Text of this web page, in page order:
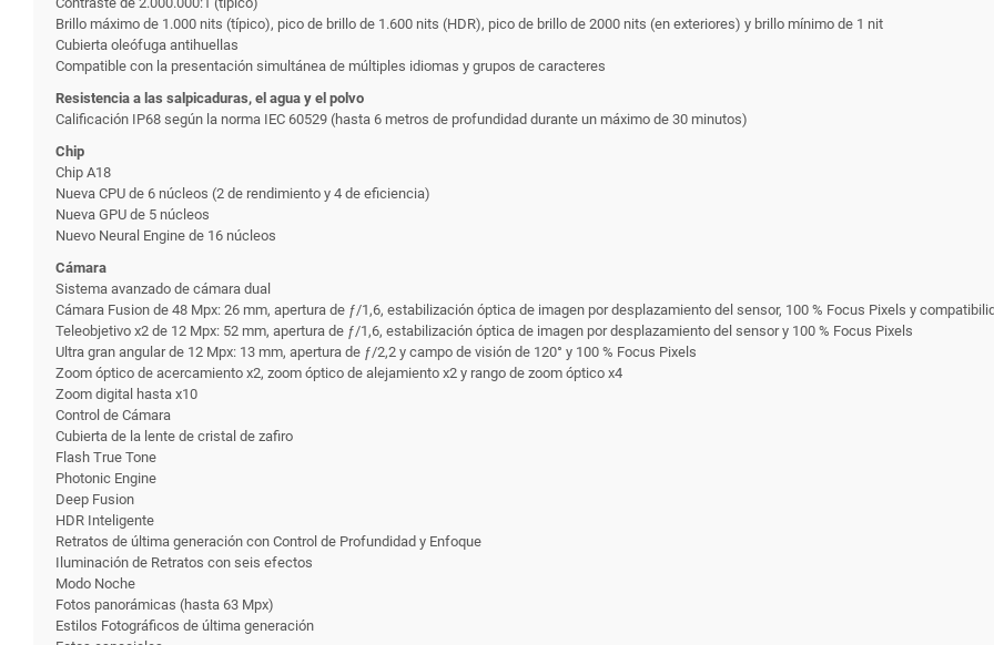
Brillo máximo de 1.000 nits (típico), pico de brillo de 1.600 nits (HDR), pico de brillo de 2000 nits (en exteriores) y brillo mínimo de 1 nit
Cubierta oleófuga antihuellas
Compatible con la presentación simultánea de múltiples idiomas y grupos de caracteres
Resistencia a las salpicaduras, el agua y el polvo
Calificación IP68 según la norma IEC 60529 (hasta 6 metros de profundidad durante un máximo de 30 minutos)
Chip
Chip A18
Nueva CPU de 6 núcleos (2 de rendi­miento y 4 de eficiencia)
Nueva GPU de 5 núcleos
Nuevo Neural Engine de 16 núcleos
Cámara
Sistema avanzado de cámara dual
Cámara Fusion de 48 Mpx: 26 mm, apertura de ƒ/1,6, estabili­zación óptica de imagen por desplazamiento del sensor, 100 % Focus Pixels y
Teleobjetivo x2 de 12 Mpx: 52 mm, apertura de ƒ/1,6, estabili­zación óptica de imagen por desplazamiento del sensor y 100 % Focus Pixels
Ultra gran angular de 12 Mpx: 13 mm, apertura de ƒ/2,2 y campo de visión de 120° y 100 % Focus Pixels
Zoom óptico de acercamiento x2, zoom óptico de alejamiento x2 y rango de zoom óptico x4
Zoom digital hasta x10
Control de Cámara
Cubierta de la lente de cristal de zafiro
Flash True Tone
Photonic Engine
Deep Fusion
HDR Inteligente
Retratos de última generación con Control de Profundidad y Enfoque
Iluminación de Retratos con seis efectos
Modo Noche
Fotos panorámicas (hasta 63 Mpx)
Estilos Fotográficos de última generación